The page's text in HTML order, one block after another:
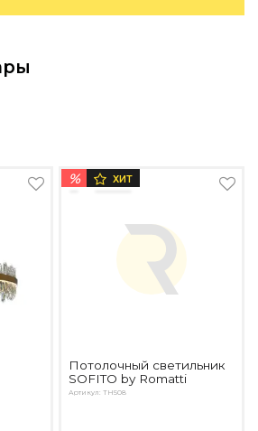
и комплектация по вашему
% ХИТ
Потолочный светильник
SOFITO by Romatti
Артикул: TH508